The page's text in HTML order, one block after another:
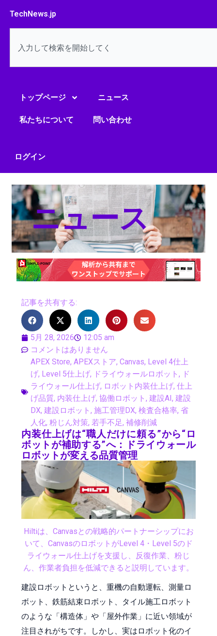
TechNews.jp
トップページ ニュース
私たちについて 問い合わせ
ログイン
ニュース
記事を共有する:
5月 28, 2026
12:05 am
コメントはありません
APEX Store, APEXストア, Canvas, Level 4仕上
げ, Level 5仕上げ, ドライウォールロボット , ド
ライウォール仕上げ, ロボット内装仕上げ, 仕上
げ品質, 内装仕上げ, 協働ロボット , 建設AI, 建設
DX, 建設ロボット , 施工管理DX, 検査合格率, 省
人化, 粉じん対策, 若手不足, 補修削減
内装仕上げは“職人だけに頼る”から“ロ
ボットが補助する”へ：ドライウォール
ロボットが変える品質管理
Hiltiは、Canvasとの戦略的パートナーシップにお
いて、CanvasのロボットがLevel 4・Level 5のド
ライウォール仕上げを支援し、反復作業、粉じ
ん、作業者負担を低減できると説明しています。
建設ロボットというと、重機の自動運転、測量ロ
ボット、鉄筋結束ロボット、タイル施工ロボット
のような「構造体」や「屋外作業」に近い領域が
注目されがちです。しかし、実はロボット化のイ